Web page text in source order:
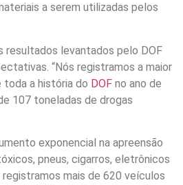
a serem utilizadas pelos
resultados levantados pelo DOF
“Nós registramos a maior
toda a história do DOF no ano de
107 toneladas de drogas
exponencial na apreensão
pneus, cigarros, eletrônicos
mais de 620 veículos